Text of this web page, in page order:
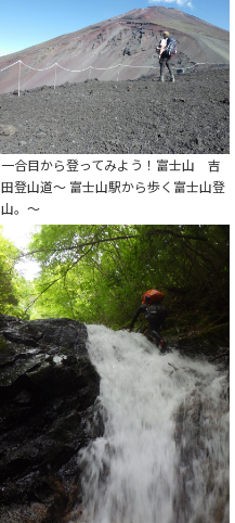
一合目から登ってみよう！富士山 吉
田登山道～ 富士山駅から歩く富士山登
山。～